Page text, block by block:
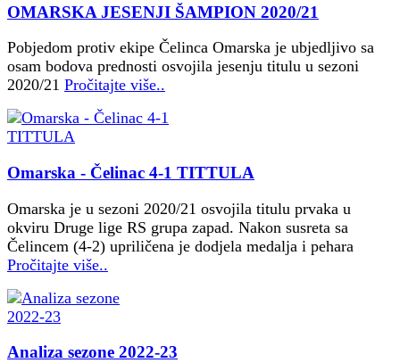
OMARSKA JESENJI ŠAMPION 2020/21
Pobjedom protiv ekipe Čelinca Omarska je ubjedljivo sa
osam bodova prednosti osvojila jesenju titulu u sezoni
2020/21 Pročitajte više..
Omarska - Čelinac 4-1 TITTULA
Omarska je u sezoni 2020/21 osvojila titulu prvaka u
okviru Druge lige RS grupa zapad. Nakon susreta sa
Čelincem (4-2) upriličena je dodjela medalja i pehara
Pročitajte više..
Analiza sezone 2022-23